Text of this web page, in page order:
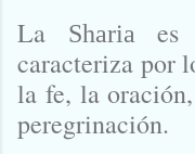
La
Sharia
caracteriza por
la fe, la
peregrinación.